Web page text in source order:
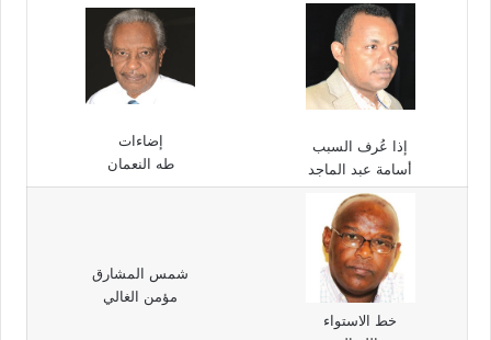
إذا عُرف السبب
أسامة عبد الماجد
إضاءات
طه النعمان
خط الاستواء
شمس المشارق
مؤمن الغالي